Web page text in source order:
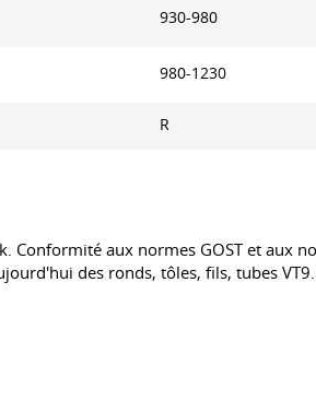
930-980
980-1230
R
Conformité aux normes GOST et aux
des ronds, tôles, fils, tubes